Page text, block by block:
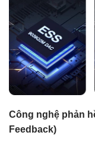
Công nghệ phản
Feedback)